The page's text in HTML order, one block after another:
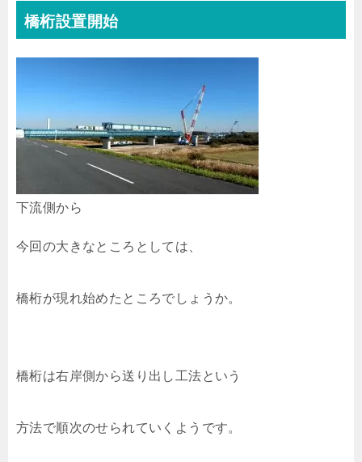
橋桁設置開始
下流側から
今回の大きなところとしては、
橋桁が現れ始めたところでしょうか。
橋桁は右岸側から送り出し工法という
方法で順次のせられていくようです。